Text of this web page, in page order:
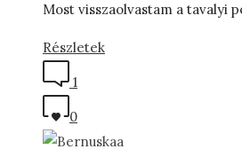
Most visszaolvastam a tavalyi
Részletek
1
0